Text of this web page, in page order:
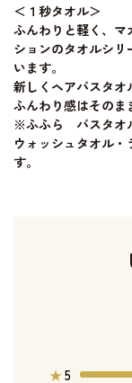
＜１秒タオル＞
ふんわりと軽く、マ
ションのタオルシ
います。
新しくヘアバスタオ
ふんわり感はそのま
※ふふら バスタオ
ウォッシュタオル
す。
★5